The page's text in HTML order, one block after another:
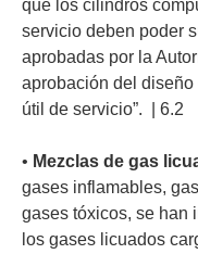
que los cilindros
servicio deben poder
aprobadas por la
aprobación del
útil de servicio”. | 6.2
• Mezclas de gas
gases inflamables,
gases tóxicos, se han
los gases licuados